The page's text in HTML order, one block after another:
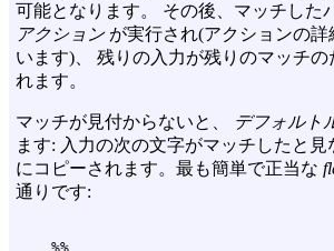
可能となります。 その後、マッチした
アクションが実行され(アクションの詳
います)、 残りの入力が残りのマッチの
れます。
マッチが見付からないと、 デフォルト
ます: 入力の次の文字がマッチしたと見
にコピーされます。最も簡単で正当な
通りです: